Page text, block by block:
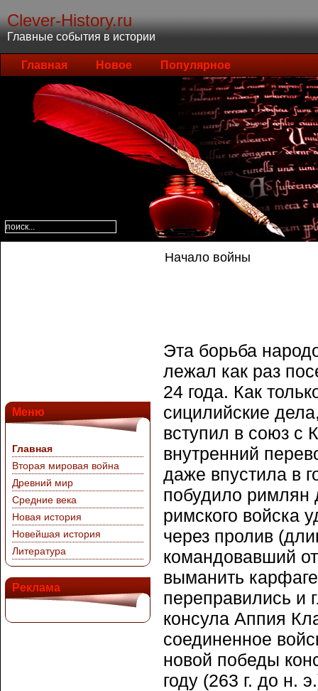
Clever-History.ru
Главные события в истории
Главная Новое Популярное
Меню
Главная
Вторая мировая война
Древний мир
Средние века
Новая история
Новейшая история
Литература
Реклама
Начало войны
Эта борьба
лежал как раз
24 года. Как
сицилийские
вступил в союз с
внутренний
даже впустила в
побудило римлян
римского войска
через пролив
командовавший
выманить
переправились и
консула Аппия
соединенное
новой победы
году (263 г. до н.